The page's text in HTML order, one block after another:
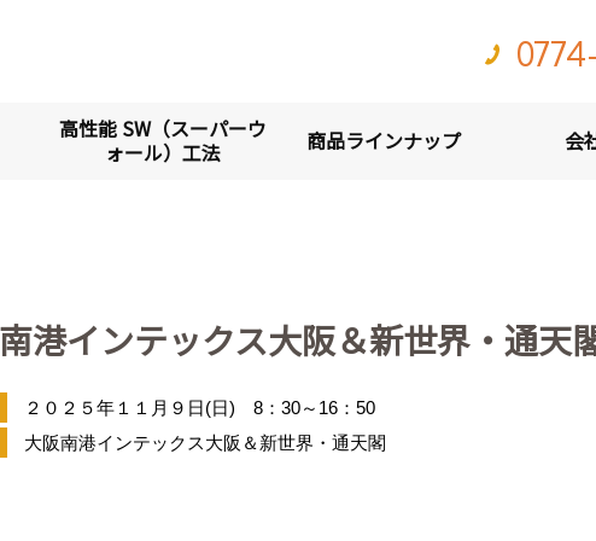
高性能 SW（スーパーウ
ォール）工法
商品ラインナップ 会
港インテックス大阪＆新世界・通天
２０２５年１１月９日(日) 8：30～16：50
大阪南港インテックス大阪＆新世界・通天閣